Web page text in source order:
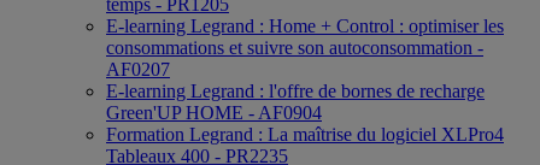
temps - PR1205
E-learning Legrand : Home + Control : optimiser les
consommations et suivre son autoconsommation -
AF0207
E-learning Legrand : l'offre de bornes de recharge
Green'UP HOME - AF0904
Formation Legrand : La maîtrise du logiciel XLPro4
Tableaux 400 - PR2235